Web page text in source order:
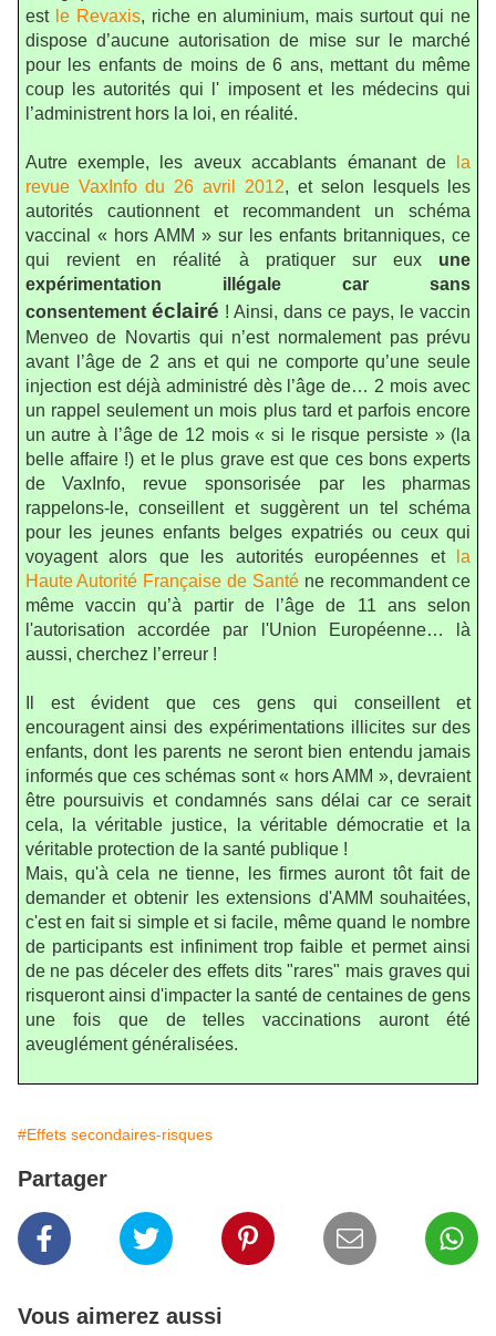
est le Revaxis, riche en aluminium, mais surtout qui ne
dispose d’aucune autorisation de mise sur le marché
pour les enfants de moins de 6 ans, mettant du même
coup les autorités qui
l' imposent et les médecins qui
l’administrent hors la loi, en réalité.
Autre exemple, les aveux accablants émanant de
la
revue VaxInfo du 26 avril 2012, et selon lesquels les
autorités cautionnent et recommandent un schéma
vaccinal « hors AMM » sur les enfants britanniques, ce
qui revient en réalité à pratiquer sur eux une
expérimentation illégale car sans
consentement éclairé ! Ainsi, dans ce pays, le vaccin
Menveo de Novartis qui n’est normalement pas prévu
avant l’âge de 2 ans et qui ne comporte qu’une seule
injection est déjà administré dès l’âge de… 2 mois avec
un rappel seulement un mois plus tard et parfois encore
un autre à l’âge de 12 mois « si le risque persiste » (la
belle affaire !) et le plus grave est que ces bons experts
de VaxInfo, revue sponsorisée par les pharmas
rappelons-le, conseillent et suggèrent un tel schéma
pour les jeunes enfants belges expatriés ou ceux qui
voyagent alors que les autorités européennes et
la
Haute Autorité Française de Santéne recommandent ce
même vaccin qu’à partir de l’âge de 11 ans selon
l'autorisation accordée par l'Union Européenne… là
aussi, cherchez l’erreur !
Il est évident que ces gens qui conseillent et
encouragent ainsi des expérimentations illicites sur des
enfants, dont les parents ne seront bien entendu jamais
informés que ces schémas sont « hors AMM », devraient
être poursuivis et condamnés sans délai car ce serait
cela, la véritable justice, la véritable démocratie et la
véritable protection de la santé publique !
Mais, qu'à cela ne tienne, les firmes auront tôt fait de
demander et obtenir les extensions d'AMM souhaitées,
c'est en fait si simple et si facile, même quand le nombre
de participants est infiniment trop faible et permet ainsi
de ne pas déceler des effets dits "rares" mais graves qui
risqueront ainsi d'impacter la santé de centaines de gens
une fois que de telles vaccinations auront été
aveuglément généralisées.
#Effets secondaires-risques
Partager
Vous aimerez aussi